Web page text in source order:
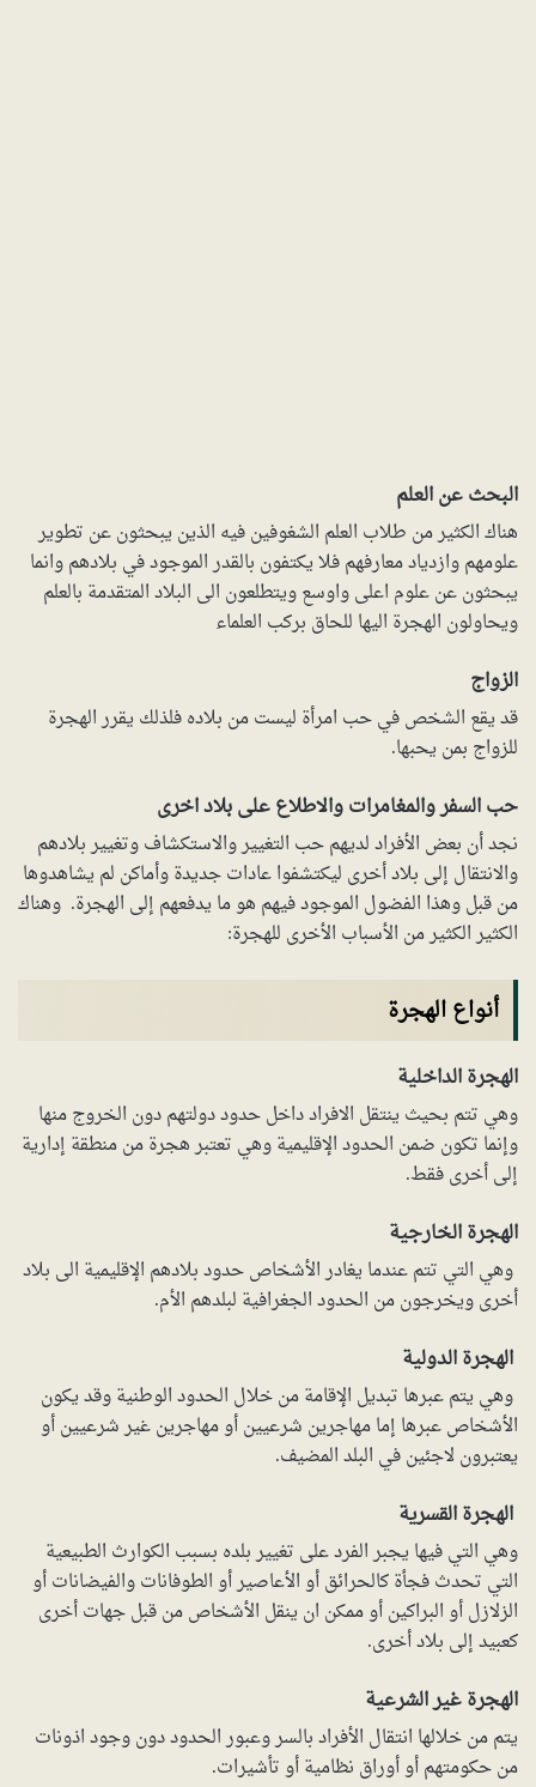
البحث عن العلم
هناك الكثير من طلاب العلم الشغوفين فيه الذين يبحثون عن تطوير
علومهم وازدياد معارفهم فلا يكتفون بالقدر الموجود في بلادهم وانما
يبحثون عن علوم اعلى واوسع ويتطلعون الى البلاد المتقدمة بالعلم
ويحاولون الهجرة اليها للحاق بركب العلماء
الزواج
قد يقع الشخص في حب امرأة ليست من بلاده فلذلك يقرر الهجرة
للزواج بمن يحبها.
حب السفر والمغامرات والاطلاع على بلاد اخرى
نجد أن بعض الأفراد لديهم حب التغيير والاستكشاف وتغيير بلادهم
والانتقال إلى بلاد أخرى ليكتشفوا عادات جديدة وأماكن لم يشاهدوها
من قبل وهذا الفضول الموجود فيهم هو ما يدفعهم إلى الهجرة. وهناك
الكثير الكثير من الأسباب الأخرى للهجرة:
أنواع الهجرة
الهجرة الداخلية
وهي تتم بحيث ينتقل الافراد داخل حدود دولتهم دون الخروج منها
وإنما تكون ضمن الحدود الإقليمية وهي تعتبر هجرة من منطقة إدارية
إلى أخرى فقط.
الهجرة الخارجية
وهي التي تتم عندما يغادر الأشخاص حدود بلادهم الإقليمية الى بلاد
أخرى ويخرجون من الحدود الجغرافية لبلدهم الأم.
الهجرة الدولية
وهي يتم عبرها تبديل الإقامة من خلال الحدود الوطنية وقد يكون
الأشخاص عبرها إما مهاجرين شرعيين أو مهاجرين غير شرعيين أو
يعتبرون لاجئين في البلد المضيف.
الهجرة القسرية
وهي التي فيها يجبر الفرد على تغيير بلده بسبب الكوارث الطبيعية
التي تحدث فجأة كالحرائق أو الأعاصير أو الطوفانات والفيضانات أو
الزلازل أو البراكين أو ممكن ان ينقل الأشخاص من قبل جهات أخرى
كعبيد إلى بلاد أخرى.
الهجرة غير الشرعية
يتم من خلالها انتقال الأفراد بالسر وعبور الحدود دون وجود اذونات
من حكومتهم أو أوراق نظامية أو تأشيرات.